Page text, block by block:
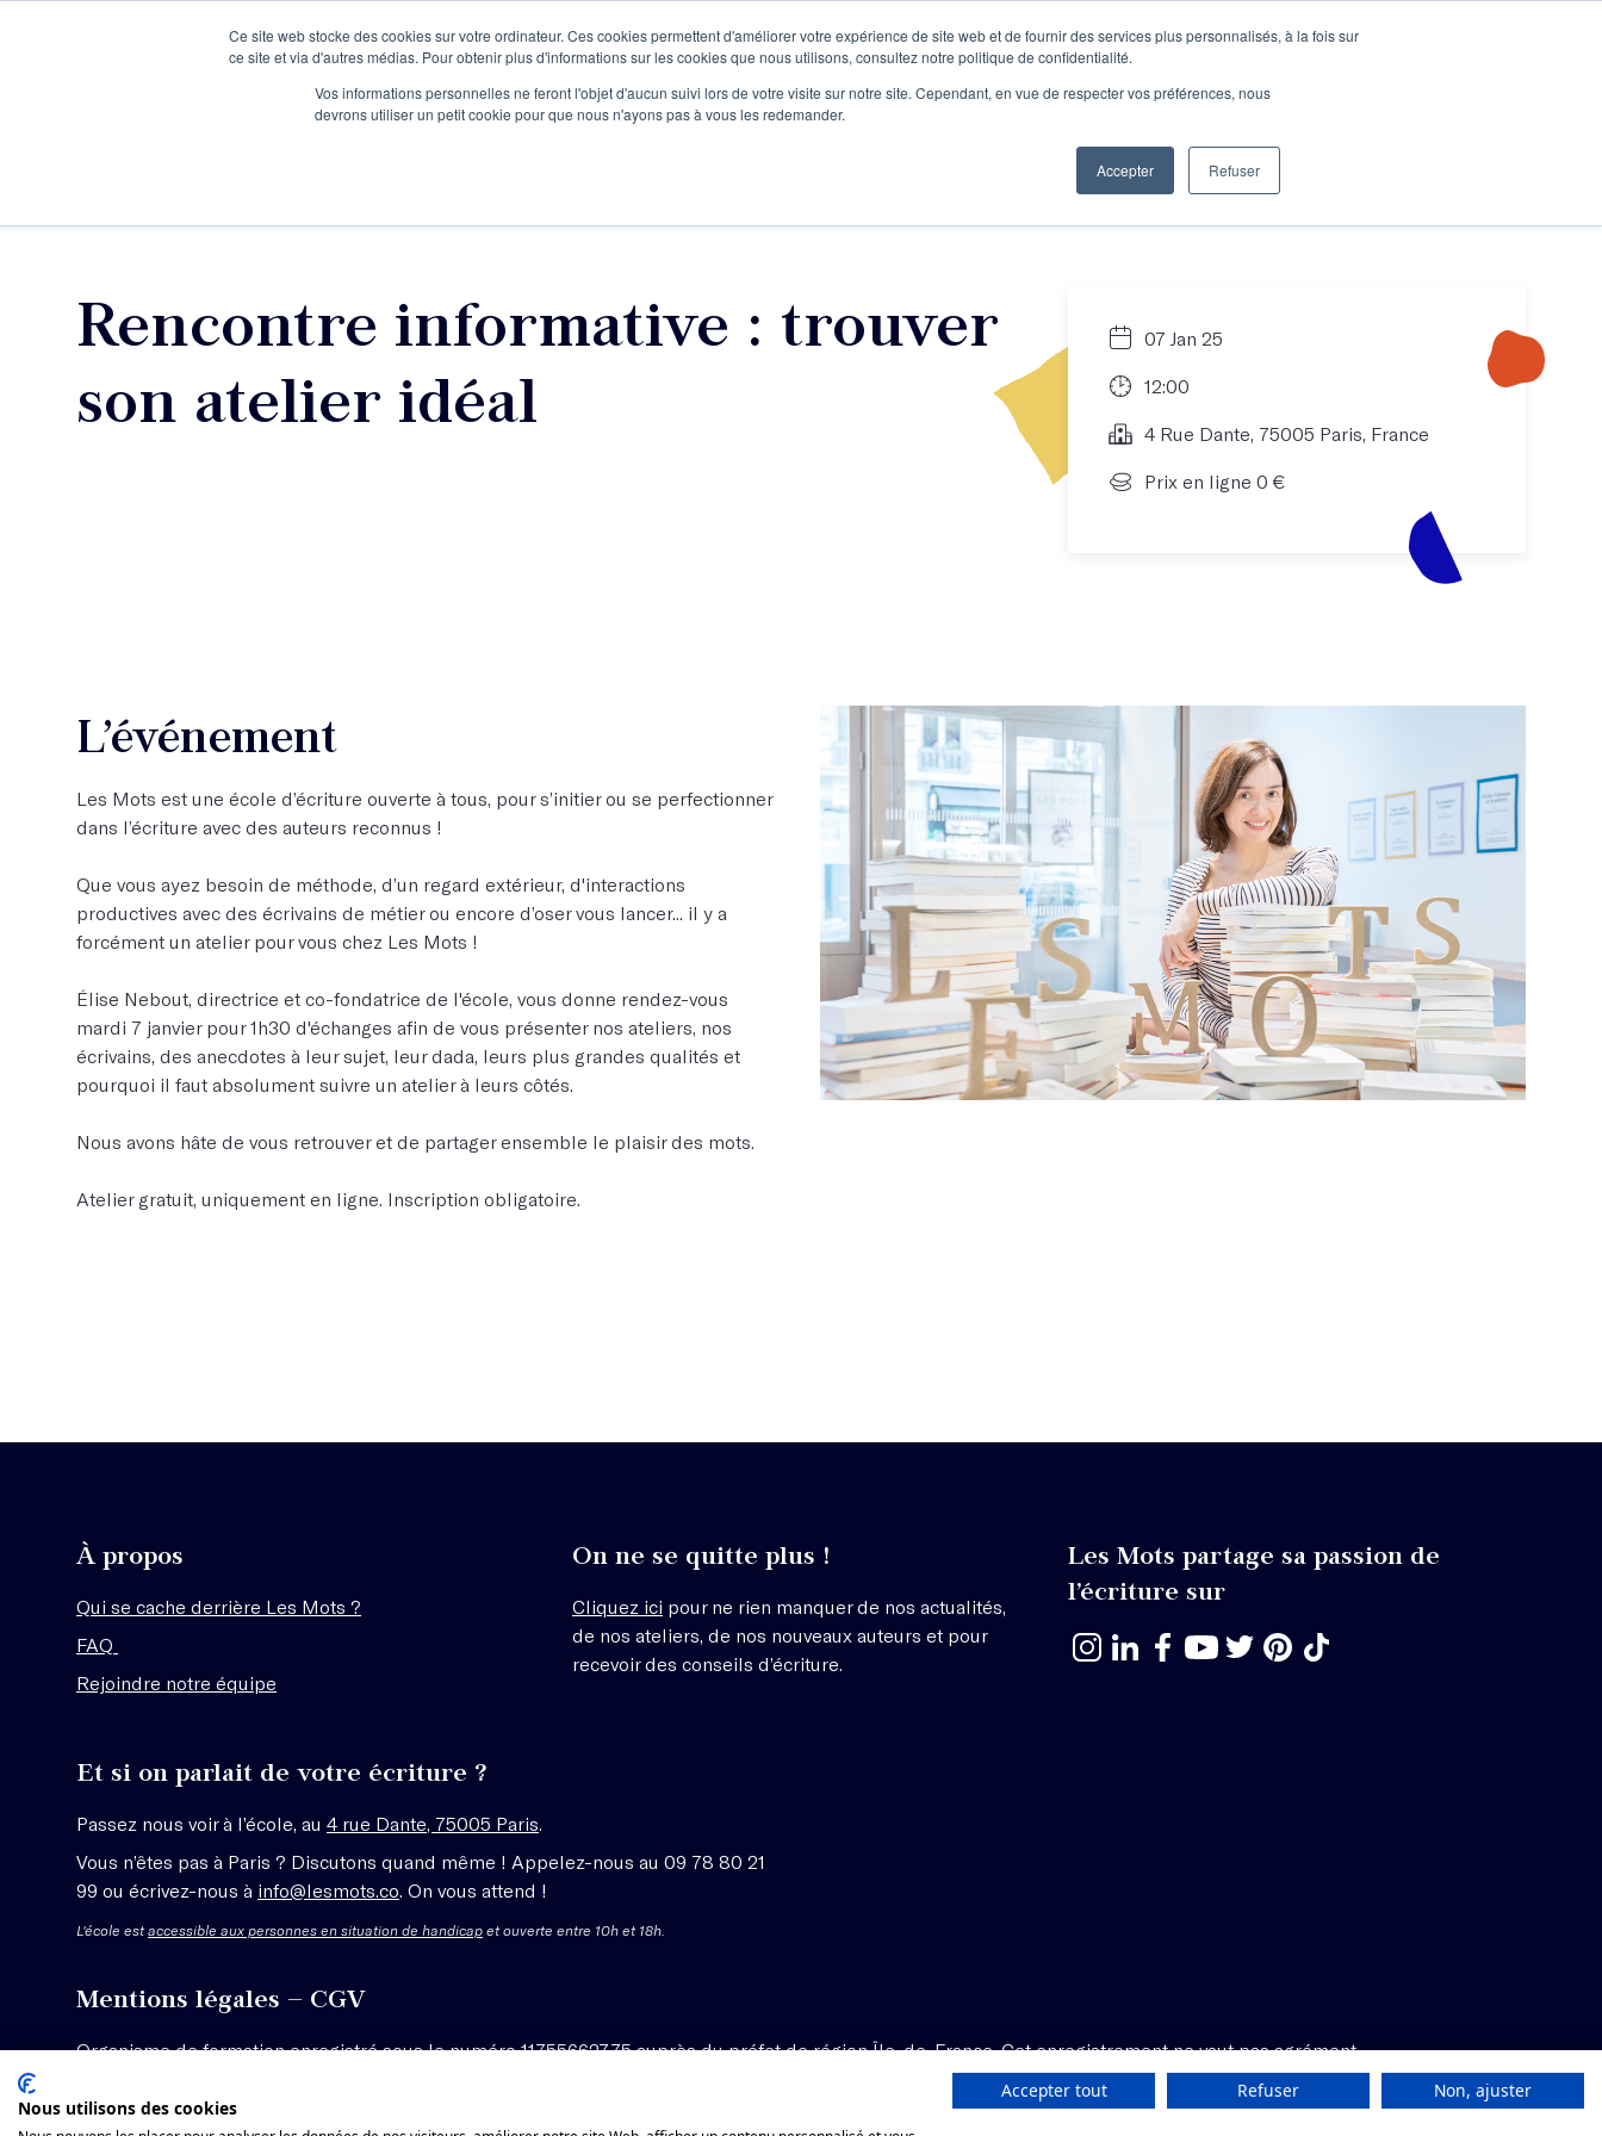
Ce site web stocke des cookies sur votre ordinateur. Ces cookies permettent d'améliorer votre expérience de site web et de fournir des services plus personnalisés, à la fois sur
ce site et via d'autres médias. Pour obtenir plus d'informations sur les cookies que nous utilisons, consultez notre politique de confidentialité.
Vos informations personnelles ne feront l'objet d'aucun suivi lors de votre visite sur notre site. Cependant, en vue de respecter vos préférences, nous
devrons utiliser un petit cookie pour que nous n'ayons pas à vous les redemander.
Accepter Refuser
Je participe à une session d’information Le podcast L'infolettre Se connecter Je découvre les ateliers
Entreprises
07 Jan 25
12:00
4 Rue Dante, 75005 Paris, France
Prix en ligne 0 €
Rencontre informative : trouver
son atelier idéal
L’événement
Les Mots est une école d’écriture ouverte à tous, pour s’initier ou se perfectionner
dans l’écriture avec des auteurs reconnus !
Que vous ayez besoin de méthode, d’un regard extérieur, d'interactions
productives avec des écrivains de métier ou encore d’oser vous lancer... il y a
forcément un atelier pour vous chez Les Mots !
Élise Nebout, directrice et co-fondatrice de l'école, vous donne rendez-vous
mardi 7 janvier pour 1h30 d'échanges afin de vous présenter nos ateliers, nos
écrivains, des anecdotes à leur sujet, leur dada, leurs plus grandes qualités et
pourquoi il faut absolument suivre un atelier à leurs côtés.
Nous avons hâte de vous retrouver et de partager ensemble le plaisir des mots.
Atelier gratuit, uniquement en ligne. Inscription obligatoire.
À propos
Qui se cache derrière Les Mots ?
FAQ
Rejoindre notre équipe
On ne se quitte plus !
Cliquez ici pour ne rien manquer de nos actualités,
de nos ateliers, de nos nouveaux auteurs et pour
recevoir des conseils d’écriture.
Les Mots partage sa passion de
l’écriture sur
Et si on parlait de votre écriture ?
Passez nous voir à l’école, au 4 rue Dante, 75005 Paris.
Vous n’êtes pas à Paris ? Discutons quand même ! Appelez-nous au 09 78 80 21
99 ou écrivez-nous à info@lesmots.co. On vous attend !
L'école estaccessible aux personnes en situation de handicap et ouverte entre 10h et 18h.
Mentions légales – CGV
Organisme de formation enregistré sous le numéro 11755662775 auprès du préfet de région Île-de-France. Cet enregistrement ne vaut pas agrément.
Nous utilisons des cookies
Accepter tout Refuser Non, ajuster